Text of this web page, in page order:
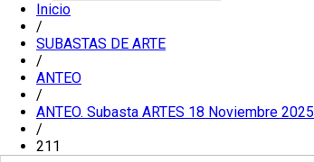
Inicio
/
SUBASTAS DE ARTE
/
ANTEO
/
ANTEO. Subasta ARTES 18 Noviembre 2025
/
211